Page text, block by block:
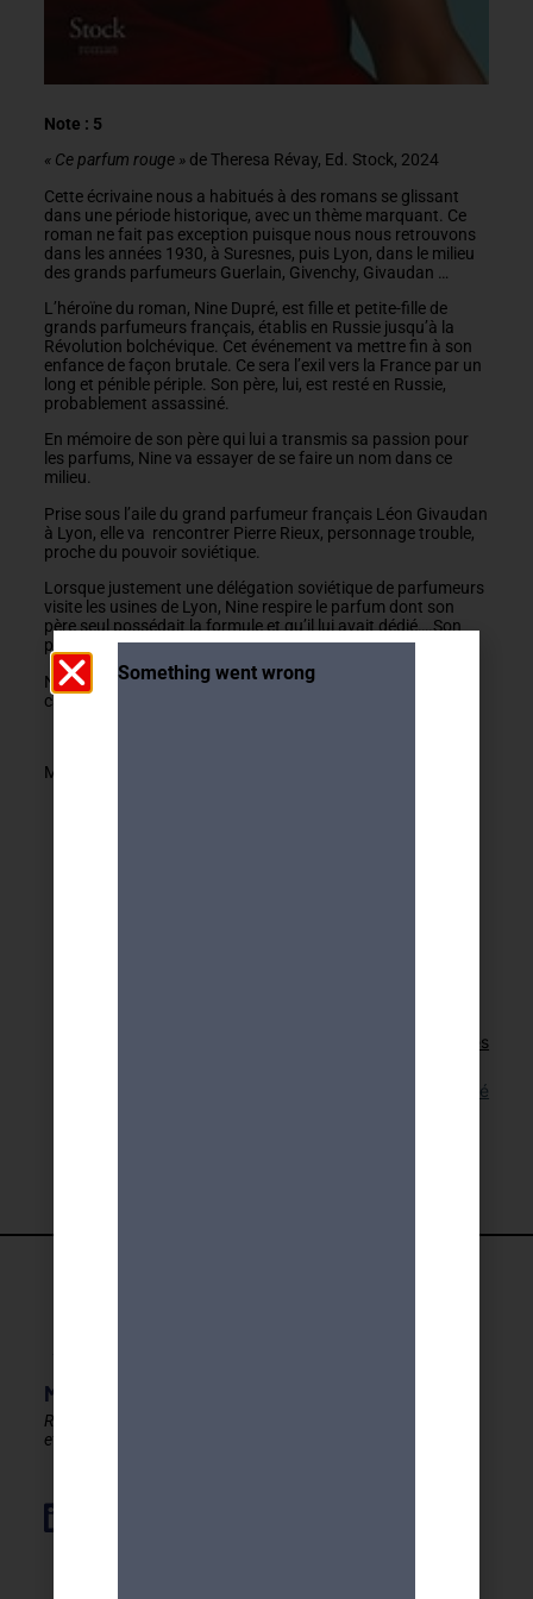
Note : 5
« Ce parfum rouge » de Theresa Révay, Ed. Stock, 2024
Cette écrivaine nous a habitués à des romans se glissant
dans une période historique, avec un thème marquant. Ce
roman ne fait pas exception puisque nous nous retrouvons
dans les années 1930, à Suresnes, puis Lyon, dans le milieu
des grands parfumeurs Guerlain, Givenchy, Givaudan …
L’héroïne du roman, Nine Dupré, est fille et petite-fille de
grands parfumeurs français, établis en Russie jusqu’à la
Révolution bolchévique. Cet événement va mettre fin à son
enfance de façon brutale. Ce sera l’exil vers la France par un
long et pénible périple. Son père, lui, est resté en Russie,
probablement assassiné.
En mémoire de son père qui lui a transmis sa passion pour
les parfums, Nine va essayer de se faire un nom dans ce
milieu.
Prise sous l’aile du grand parfumeur français Léon Givaudan
à Lyon, elle va rencontrer Pierre Rieux, personnage trouble,
proche du pouvoir soviétique.
Lorsque justement une délégation soviétique de parfumeurs
visite les usines de Lyon, Nine respire le parfum dont son
père seul possédait la formule et qu’il lui avait dédié….Son
père serait-il vivant ?
Nina va prendre le risque de retourner à Moscou dans le
cadre d’un concours international …
Mireille Excoffier
Retour aux activités
Lien pour cette activité
MDA GENEVE - ACTIVITES 50+
Rester en forme, créatif
et autonome après 50 ans !